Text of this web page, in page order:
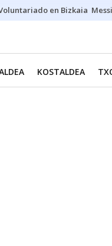
en Bizkaia Messi
KOSTALDEA